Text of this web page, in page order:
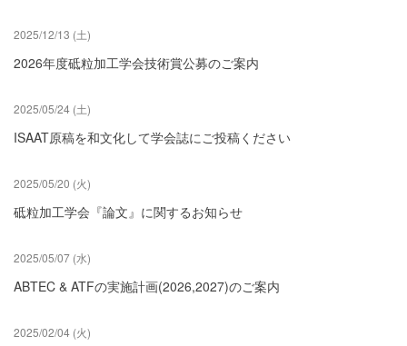
2025/12/13 (土)
2026年度砥粒加工学会技術賞公募のご案内
2025/05/24 (土)
ISAAT原稿を和文化して学会誌にご投稿ください
2025/05/20 (火)
砥粒加工学会『論文』に関するお知らせ
2025/05/07 (水)
ABTEC & ATFの実施計画(2026,2027)のご案内
2025/02/04 (火)